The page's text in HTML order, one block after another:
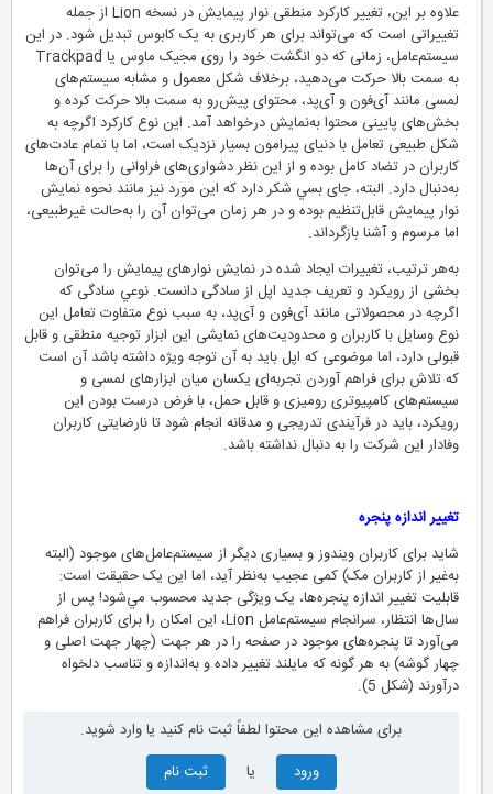
علاوه بر این، تغییر کارکرد منطقی نوار پیمایش در نسخه Lion از جمله
تغییراتی است که می‌تواند برای هر کاربری به یک کابوس تبدیل شود. در اين
سيستم‌عامل، زمانی که دو انگشت خود را روی مجیک ماوس یا Trackpad
به سمت بالا حرکت می‌دهید، برخلاف شکل معمول و مشابه سیستم‌های
لمسی مانند آی‌فون و آی‌پد، محتوای پیش‌رو به سمت بالا حرکت کرده و
بخش‌های پایینی محتوا به‌نمایش درخواهد آمد. این نوع کارکرد اگرچه به
شکل طبیعی تعامل با دنیای پیرامون بسیار نزدیک است، اما با تمام عادت‌های
کاربران در تضاد کامل بوده و از این نظر دشواری‌های فراوانی را برای آن‌ها
به‌دنبال دارد. البته، جای بسي شکر دارد که این مورد نیز مانند نحوه نمایش
نوار پیمایش قابل‌تنظیم بوده و در هر زمان می‌توان آن را به‌حالت غیرطبیعی،
اما مرسوم و آشنا بازگرداند.
به‌هر ترتیب، تغییرات ایجاد شده در نمایش نوارهای پیمایش را می‌توان
بخشی از رویکرد و تعریف جدید اپل از سادگی دانست. نوعي سادگی که
اگرچه در محصولاتی مانند آی‌فون و آی‌پد، به سبب نوع متفاوت تعامل این
نوع وسایل با کاربران و محدودیت‌های نمایشی این ابزار توجیه منطقی و قابل
قبولی دارد، اما موضوعی که اپل باید به‌ آن توجه ویژه داشته باشد آن است
که تلاش برای فراهم آوردن تجربه‌ای یکسان میان ابزارهای لمسی و
سیستم‌های کامپیوتری رومیزی و قابل حمل، با فرض درست بودن این
رویکرد، باید در فرآیندی تدریجی و مدقانه انجام شود تا نارضایتی کاربران
وفادار این شرکت را به‌ دنبال نداشته باشد.
تغییر اندازه پنجره
شاید برای کاربران ویندوز و بسیاری دیگر از سیستم‌عامل‌های موجود (البته
به‌غیر از کاربران مک) کمی عجیب به‌نظر آید، اما این یک حقیقت است:
قابلیت تغییر اندازه پنجره‌ها، یک ویژگی جدید محسوب مي‌شود! پس از
سال‌ها انتظار، سرانجام سيستم‌عامل Lion، این امکان را برای کاربران فراهم
می‌آورد تا پنجره‌های موجود در صفحه را در هر جهت (چهار جهت اصلی و
چهار گوشه) به هر گونه که مایلند تغییر داده و به‌اندازه و تناسب دلخواه
درآورند (شكل 5).
برای مشاهده این محتوا لطفاً ثبت نام کنید یا وارد شوید.
ورود
ثبت نام